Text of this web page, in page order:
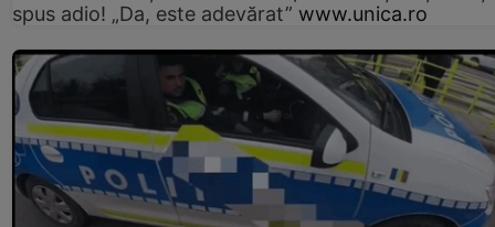
spus adio! „Da, este adevărat” www.unica.ro